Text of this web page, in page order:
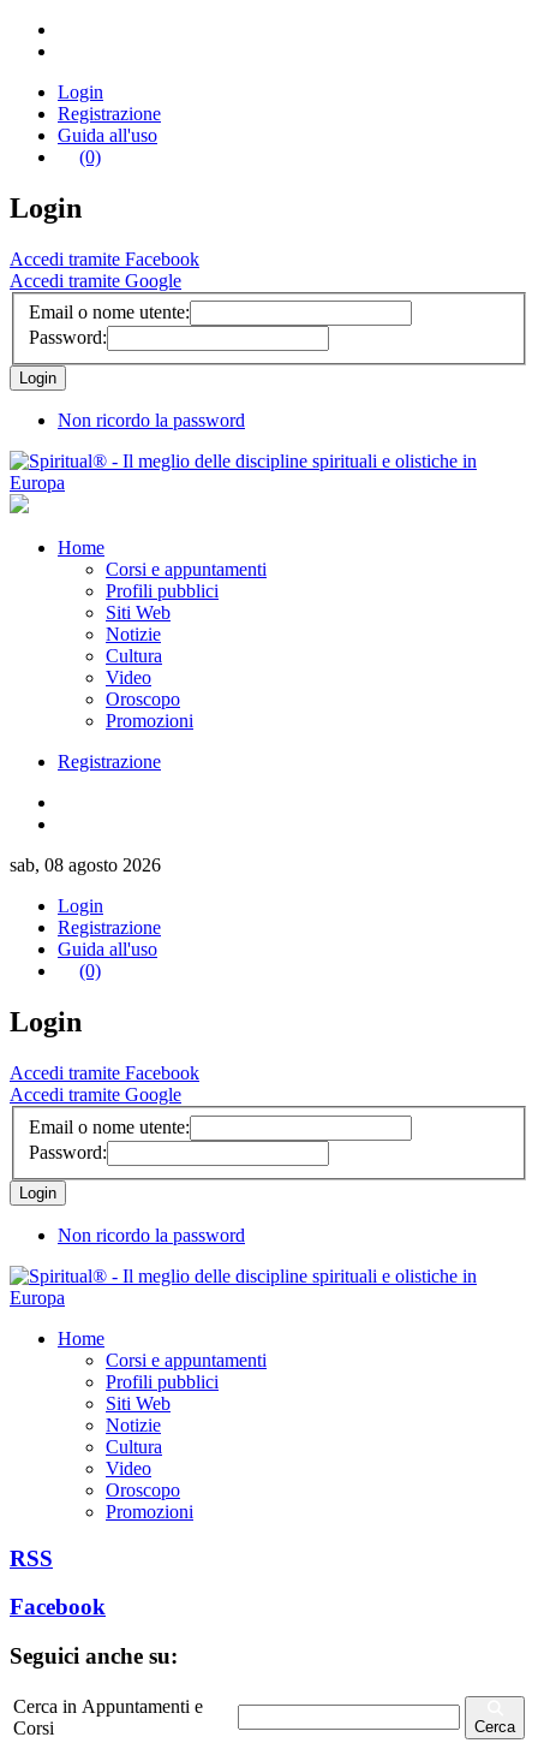
Login
Registrazione
Guida all'uso
(0)
Login
Accedi tramite Facebook
Accedi tramite Google
Email o nome utente:
Password:
Non ricordo la password
Home
Corsi e appuntamenti
Profili pubblici
Siti Web
Notizie
Cultura
Video
Oroscopo
Promozioni
Registrazione
sab, 08 agosto 2026
Login
Registrazione
Guida all'uso
(0)
Login
Accedi tramite Facebook
Accedi tramite Google
Email o nome utente:
Password:
Non ricordo la password
Home
Corsi e appuntamenti
Profili pubblici
Siti Web
Notizie
Cultura
Video
Oroscopo
Promozioni
RSS
Facebook
Seguici anche su:
Cerca in Appuntamenti e
Corsi
Cerca